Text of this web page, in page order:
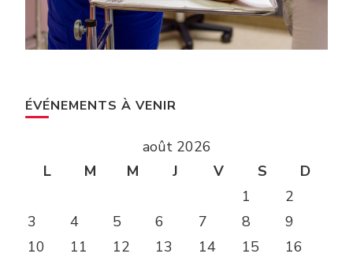
ÉVÉNEMENTS À VENIR
août 2026
L
M M J V S
D
1
2
3
4 5 6 7 8
9
10
11 12 13 14 15
16